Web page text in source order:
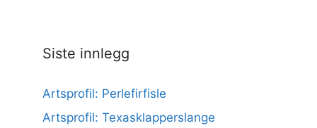
Siste innlegg
Artsprofil: Perlefirfisle
Artsprofil: Texasklapperslange